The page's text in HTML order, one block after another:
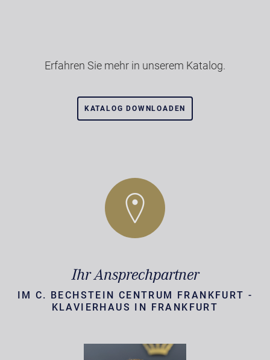
Erfahren Sie mehr in unserem Katalog.
KATALOG DOWNLOADEN
Ihr Ansprechpartner
IM C. BECHSTEIN CENTRUM FRANKFURT -
KLAVIERHAUS IN FRANKFURT